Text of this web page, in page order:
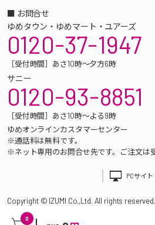
0
■ お問合せ
ゆめタウン・ゆめマート・ユアーズ
0120-37-1947
［受付時間］あさ10時～夕方6時
サニー
0120-93-8851
［受付時間］あさ10時～よる9時
ゆめオンラインカスタマーセンター
※通話料は無料です。
※ネット専用のお問合せ先です。ご注文は
PCサイト
Copyright © IZUMI Co.,Ltd. All rights reserved.